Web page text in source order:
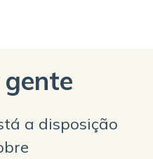
gente
a disposição